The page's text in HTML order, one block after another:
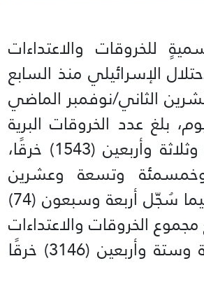
للخروقات والاعتداءات
الإسرائيلي منذ السابع
الثاني/نوفمبر الماضي
بلغ عدد الخروقات البرية
ألفًا وخمسمئة وثلاثة وأربعين (1543) خرقًا،
وخمسمئة وتسعة وعشرين
(1529) خرقًا، فيما سُجّل أربعة وسبعون (74)
مجموع الخروقات والاعتداءات
ثلاثة آلاف ومئة وستة وأربعين (3146) خرقًا